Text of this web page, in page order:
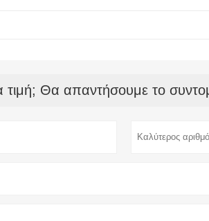
τιμή; Θα απαντήσουμε το